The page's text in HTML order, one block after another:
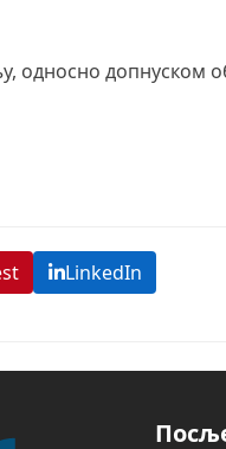
односно допнуском
LinkedIn